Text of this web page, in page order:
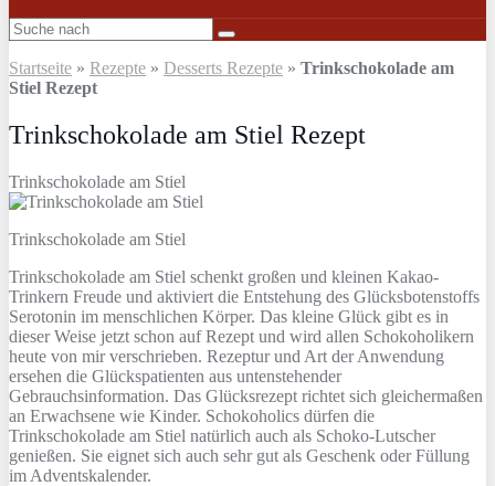
Startseite » Rezepte » Desserts Rezepte » Trinkschokolade am
Stiel Rezept
Trinkschokolade am Stiel Rezept
Trinkschokolade am Stiel
Trinkschokolade am Stiel
Trinkschokolade am Stiel schenkt großen und kleinen Kakao-
Trinkern Freude und aktiviert die Entstehung des Glücksbotenstoffs
Serotonin im menschlichen Körper. Das kleine Glück gibt es in
dieser Weise jetzt schon auf Rezept und wird allen Schokoholikern
heute von mir verschrieben. Rezeptur und Art der Anwendung
ersehen die Glückspatienten aus untenstehender
Gebrauchsinformation. Das Glücksrezept richtet sich gleichermaßen
an Erwachsene wie Kinder. Schokoholics dürfen die
Trinkschokolade am Stiel natürlich auch als Schoko-Lutscher
genießen. Sie eignet sich auch sehr gut als Geschenk oder Füllung
im Adventskalender.